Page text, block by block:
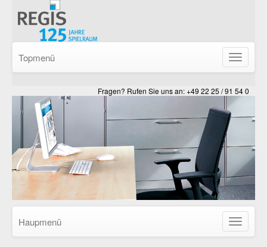
ein-/
Topmenü
Fragen? Rufen Sie uns an: +49 22 25 / 91 54 0
ein-/
Haupmenü